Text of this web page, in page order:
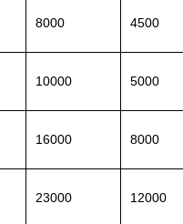
8000 4500
10000 5000
16000 8000
23000 12000